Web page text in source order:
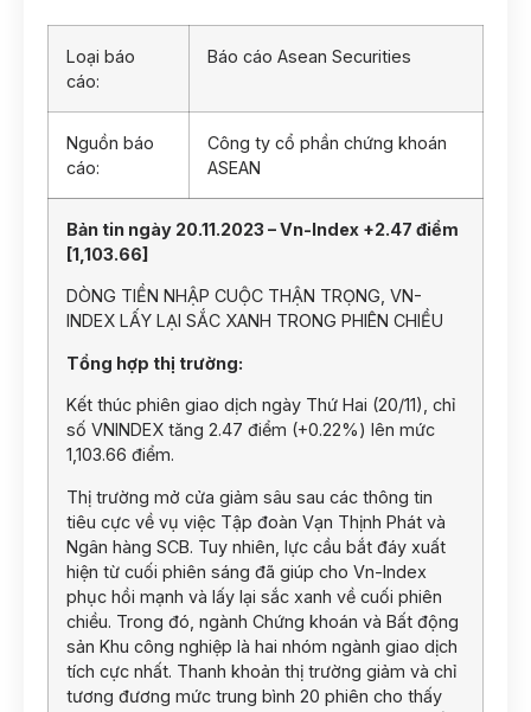
Loại báo
cáo:
Báo cáo Asean Securities
Nguồn báo
cáo:
Công ty cổ phần chứng khoán
ASEAN
Bản tin ngày 20.11.2023 – Vn-Index +2.47 điểm
[1,103.66]
DÒNG TIỀN NHẬP CUỘC THẬN TRỌNG, VN-
INDEX LẤY LẠI SẮC XANH TRONG PHIÊN CHIỀU
Tổng hợp thị trường:
Kết thúc phiên giao dịch ngày Thứ Hai (20/11), chỉ
số VNINDEX tăng 2.47 điểm (+0.22%) lên mức
1,103.66 điểm.
Thị trường mở cửa giảm sâu sau các thông tin
tiêu cực về vụ việc Tập đoàn Vạn Thịnh Phát và
Ngân hàng SCB. Tuy nhiên, lực cầu bắt đáy xuất
hiện từ cuối phiên sáng đã giúp cho Vn-Index
phục hồi mạnh và lấy lại sắc xanh về cuối phiên
chiều. Trong đó, ngành Chứng khoán và Bất động
sản Khu công nghiệp là hai nhóm ngành giao dịch
tích cực nhất. Thanh khoản thị trường giảm và chỉ
tương đương mức trung bình 20 phiên cho thấy